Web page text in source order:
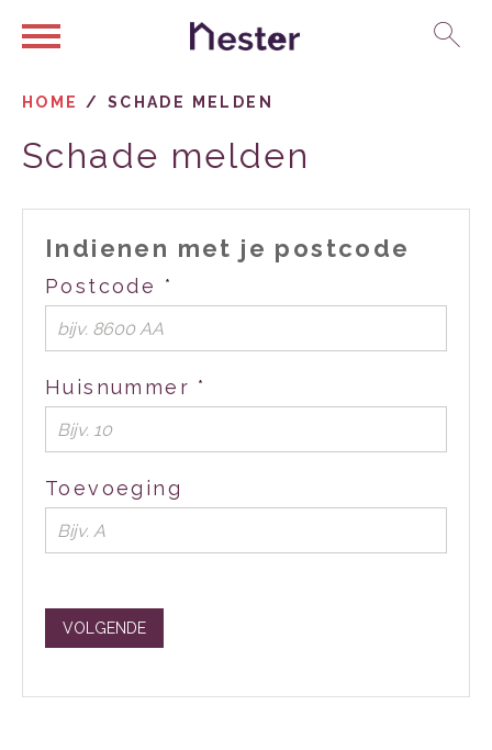
Naar hoofdinhoud
Naar hoofdnavigatiemenu
Naar zoeken
Naar de homepage
Ga naar Hoofd
HOME SCHADE MELDEN
Schade melden
Indienen met je postcode
Postcode *
Huisnummer *
Toevoeging
VOLGENDE